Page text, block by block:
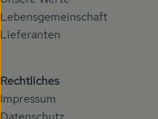
Lebensgemeinschaft
Lieferanten
Rechtliches
Impressum